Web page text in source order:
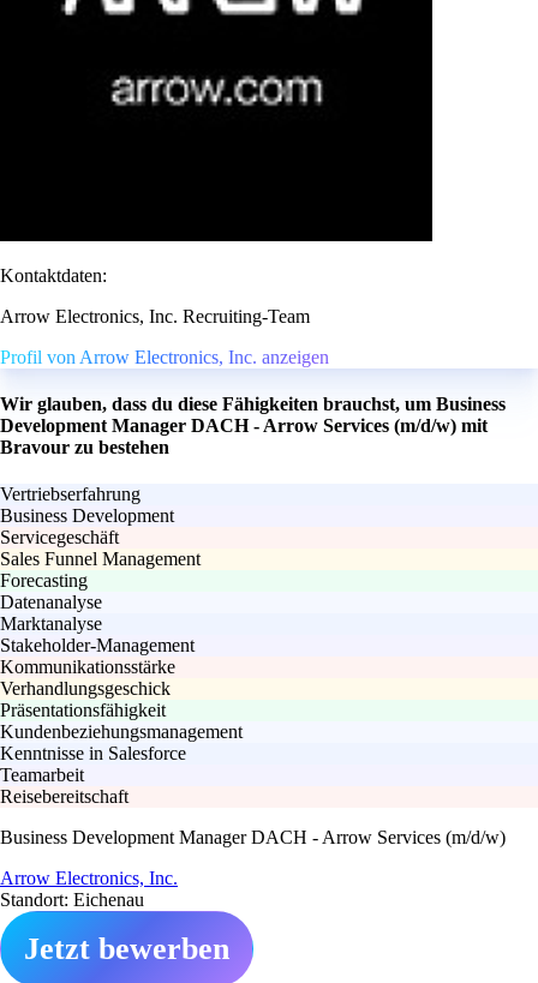
Kontaktdaten:
Arrow Electronics, Inc. Recruiting-Team
Profil von Arrow Electronics, Inc. anzeigen
Wir glauben, dass du diese Fähigkeiten brauchst, um Business
Development Manager DACH - Arrow Services (m/d/w) mit
Bravour zu bestehen
Vertriebserfahrung
Business Development
Servicegeschäft
Sales Funnel Management
Forecasting
Datenanalyse
Marktanalyse
Stakeholder-Management
Kommunikationsstärke
Verhandlungsgeschick
Präsentationsfähigkeit
Kundenbeziehungsmanagement
Kenntnisse in Salesforce
Teamarbeit
Reisebereitschaft
Business Development Manager DACH - Arrow Services (m/d/w)
Arrow Electronics, Inc.
Standort: Eichenau
Jetzt bewerben